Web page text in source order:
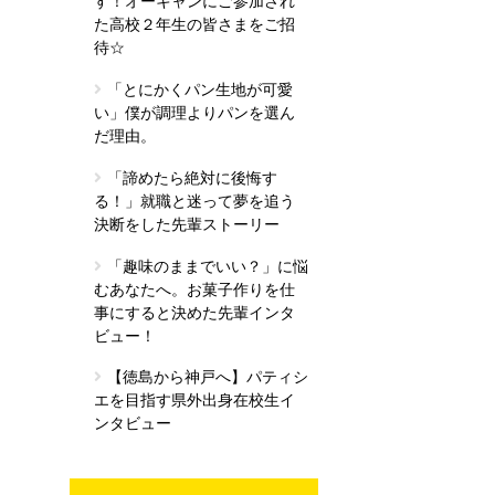
た高校２年生の皆さまをご招
待☆
「とにかくパン生地が可愛
い」僕が調理よりパンを選ん
だ理由。
「諦めたら絶対に後悔す
る！」就職と迷って夢を追う
決断をした先輩ストーリー
「趣味のままでいい？」に悩
むあなたへ。お菓子作りを仕
事にすると決めた先輩インタ
ビュー！
【徳島から神戸へ】パティシ
エを目指す県外出身在校生イ
ンタビュー